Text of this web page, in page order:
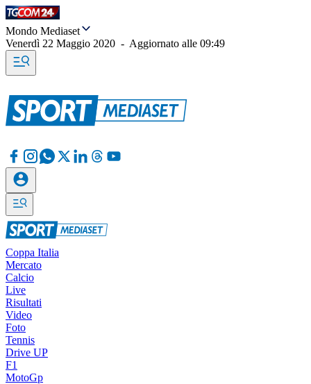
Mondo Mediaset
Venerdì 22 Maggio 2020 - Aggiornato alle 09:49
Coppa Italia
Mercato
Calcio
Live
Risultati
Video
Foto
Tennis
Drive UP
F1
MotoGp